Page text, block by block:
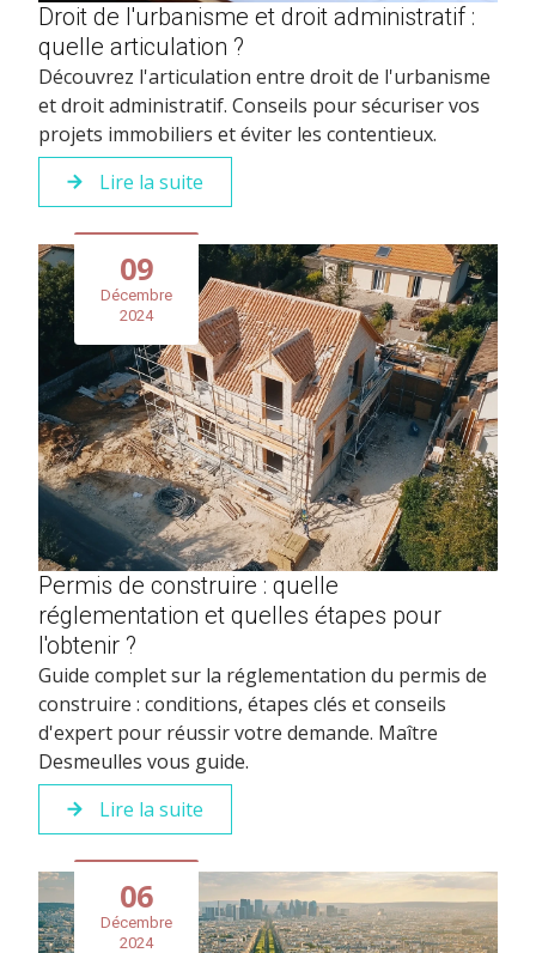
Droit de l'urbanisme et droit administratif :
quelle articulation ?
Découvrez l'articulation entre droit de l'urbanisme
et droit administratif. Conseils pour sécuriser vos
projets immobiliers et éviter les contentieux.
Lire la suite
09
Décembre
2024
Permis de construire : quelle
réglementation et quelles étapes pour
l'obtenir ?
Guide complet sur la réglementation du permis de
construire : conditions, étapes clés et conseils
d'expert pour réussir votre demande. Maître
Desmeulles vous guide.
Lire la suite
06
Décembre
2024